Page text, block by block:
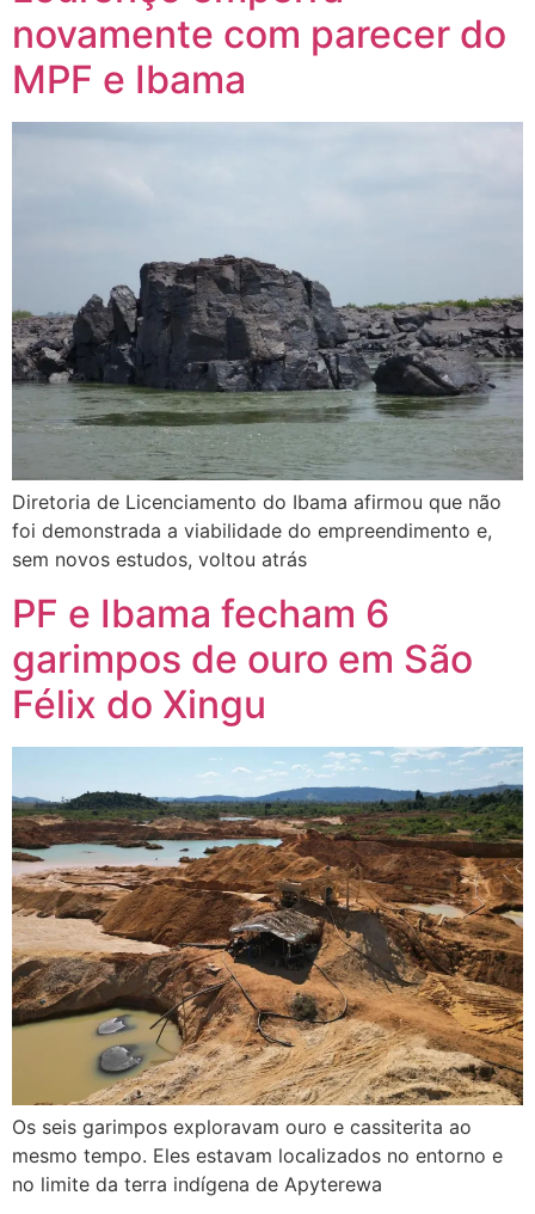
novamente com parecer do
MPF e Ibama
Diretoria de Licenciamento do Ibama afirmou que não
foi demonstrada a viabilidade do empreendimento e,
sem novos estudos, voltou atrás
PF e Ibama fecham 6
garimpos de ouro em São
Félix do Xingu
Os seis garimpos exploravam ouro e cassiterita ao
mesmo tempo. Eles estavam localizados no entorno e
no limite da terra indígena de Apyterewa